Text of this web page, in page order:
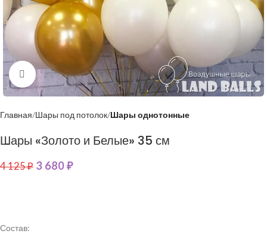
Нажмите, чтобы увеличить
Главная Шары под потолок Шары однотонные
Шары «Золото и Белые» 35 см
4 125₽ 3 680₽
Состав: